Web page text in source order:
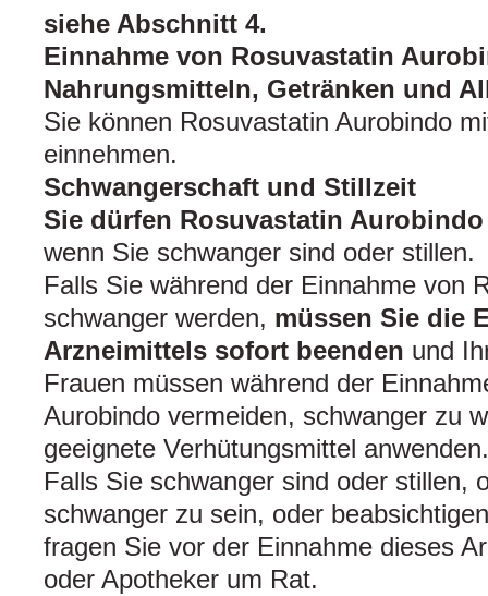
siehe Abschnitt 4.
Einnahme von Rosuvastatin
Nahrungsmitteln, Getränken und
Sie können Rosuvastatin Aurobindo
einnehmen.
Schwangerschaft und Stillzeit
Sie dürfen Rosuvastatin
wenn Sie schwanger sind oder stillen.
Falls Sie während der Einnahme von
schwanger werden, müssen Sie die
Arzneimittels sofort beenden und
Frauen müssen während der
Aurobindo vermeiden, schwanger zu
geeignete Verhütungsmittel anwenden.
Falls Sie schwanger sind oder stillen,
schwanger zu sein, oder
fragen Sie vor der Einnahme dieses
oder Apotheker um Rat.